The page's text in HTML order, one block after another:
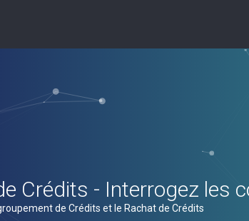
Crédits - Interrogez les
de Crédits et le Rachat de Crédits